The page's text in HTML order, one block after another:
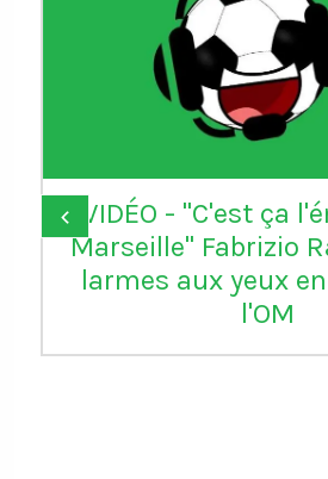
VIDÉO - "C'est ça
Marseille" Fabrizio
larmes aux yeux
l'OM
‹